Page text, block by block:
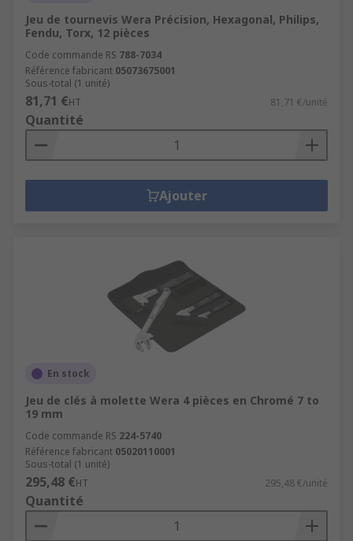
Jeu de tournevis Wera Précision, Hexagonal, Philips,
Fendu, Torx, 12 pièces
Code commande RS 788-7034
Référence fabricant 05073675001
Sous-total (1 unité)
81,71 €HT 81,71 €/unité
Quantité
Ajouter
En stock
Jeu de clés à molette Wera 4 pièces en Chromé 7 to
19 mm
Code commande RS 224-5740
Référence fabricant 05020110001
Sous-total (1 unité)
295,48 €HT 295,48 €/unité
Quantité